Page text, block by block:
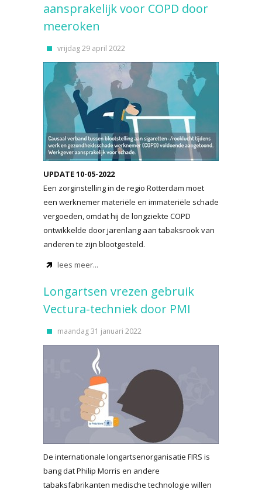
aansprakelijk voor COPD door
meeroken
vrijdag 29 april 2022
UPDATE 10-05-2022
Een zorginstelling in de regio Rotterdam moet
een werknemer materiële en immateriële schade
vergoeden, omdat hij de longziekte COPD
ontwikkelde door jarenlang aan tabaksrook van
anderen te zijn blootgesteld.
lees meer...
Longartsen vrezen gebruik
Vectura-techniek door PMI
maandag 31 januari 2022
De internationale longartsenorganisatie FIRS is
bang dat Philip Morris en andere
tabaksfabrikanten medische technologie willen